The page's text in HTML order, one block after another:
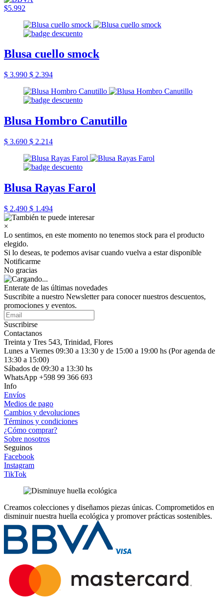
$5.992
Blusa cuello smock
$ 3.990 $ 2.394
Blusa Hombro Canutillo
$ 3.690 $ 2.214
Blusa Rayas Farol
$ 2.490 $ 1.494
×
Lo sentimos, en este momento no tenemos stock para el producto
elegido.
Si lo deseas, te podemos avisar cuando vuelva a estar disponible
Notificarme
No gracias
Enterate de las últimas novedades
Suscribite a nuestro Newsletter para conocer nuestros descuentos,
promociones y eventos.
Suscribirse
Contactanos
Treinta y Tres 543, Trinidad, Flores
Lunes a Viernes 09:30 a 13:30 y de 15:00 a 19:00 hs (Por agenda de
13:30 a 15:00)
Sábados de 09:30 a 13:30 hs
WhatsApp +598 99 366 693
Info
Envíos
Medios de pago
Cambios y devoluciones
Términos y condiciones
¿Cómo comprar?
Sobre nosotros
Seguinos
Facebook
Instagram
TikTok
Creamos colecciones y diseñamos piezas únicas. Comprometidos en
disminuir nuestra huella ecológica y promover prácticas sostenibles.